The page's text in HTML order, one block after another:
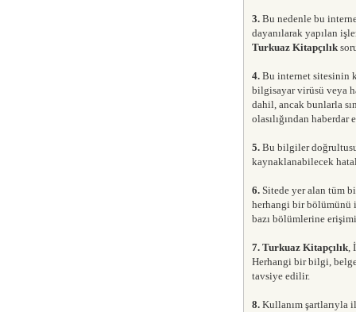
3. Bu nedenle bu
dayanılarak yapılan
Turkuaz Kitapçılık
4. Bu internet sitesinin
bilgisayar virüsü veya
dahil, ancak bunlarla
olasılığından
5. Bu bilgiler
kaynaklanabilecek
6. Sitede yer alan tüm
herhangi bir bölümünü
bazı bölümlerine
7. Turkuaz Kitapçılık,
Herhangi bir bilgi,
tavsiye edilir.
8. Kullanım şartlarıyla